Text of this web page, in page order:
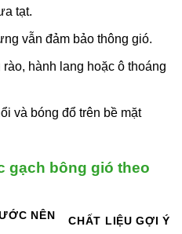
tạt.
vẫn đảm bảo thông gió.
hành lang hoặc ô thoáng
và bóng đổ trên bề mặt
gạch bông gió theo
NÊN
CHẤT LIỆU GỢI Ý